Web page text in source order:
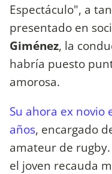
Espectáculo", a
presentado en
Giménez, la
habría puesto
amorosa.
Su ahora ex novio
años, encargado
amateur de
el joven recauda